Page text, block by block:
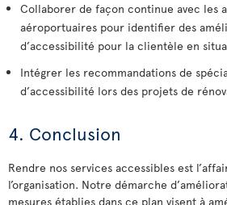
Collaborer de façon continue avec les
aéroportuaires pour identifier des
d’accessibilité pour la clientèle en
Intégrer les recommandations de
d’accessibilité lors des projets de
4. Conclusion
Rendre nos services accessibles est
l’organisation. Notre démarche
mesures établies dans ce plan visent à